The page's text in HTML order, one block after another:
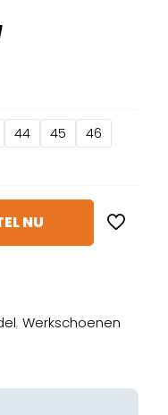
44 45
46
NU
, Werkschoenen